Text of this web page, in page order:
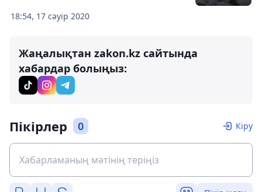
18:54, 17 сәуір 2020
Жаңалықтан zakon.kz сайтында
хабардар болыңыз:
Пікірлер 0 Кіру